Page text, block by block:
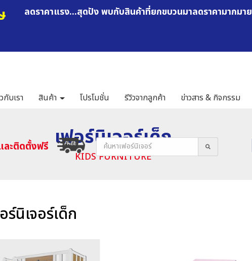
ลดราคาแรง...สุดปัง พบกับสินค้าที่ยกขบวนมาลดราคามากมาย
กับเรา สินค้า โปรโมชั่น รีวิวจากลูกค้า ข่าวสาร & กิจกรรม
ละติดตั้งฟรี เฟอร์นิเจอร์เด็ก
KIDS FURNITURE
ร์นิเจอร์เด็ก